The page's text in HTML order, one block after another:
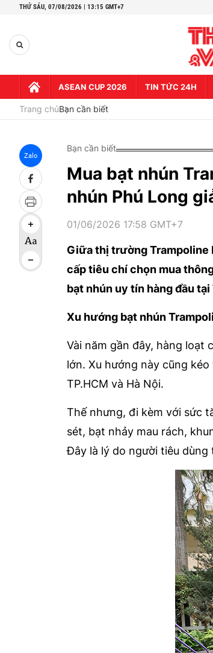
THỨ SÁU, 07/08/2026 | 13:15 GMT+7
ASEAN CUP 2026 TIN TỨC 24H
Trang chủBạn cần biết
Zalo
Bạn cần biết
Mua bạt nhún
nhún Phú Long
01/06/2026 17:58 GMT+7
Giữa thị trường Trampoline
cấp tiêu chí chọn mua
bạt nhún uy tín hàng đầu tại
Xu hướng bạt nhún
Vài năm gần đây, hàng loạt
lớn. Xu hướng này cũng
TP.HCM và Hà Nội.
Thế nhưng, đi kèm với sức
sét, bạt nhảy mau rách,
Đây là lý do người tiêu